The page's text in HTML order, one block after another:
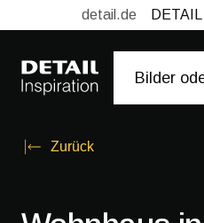
detail.de
Zurück